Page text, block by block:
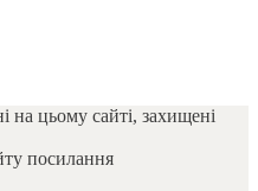
на цьому сайті, захищені
посилання